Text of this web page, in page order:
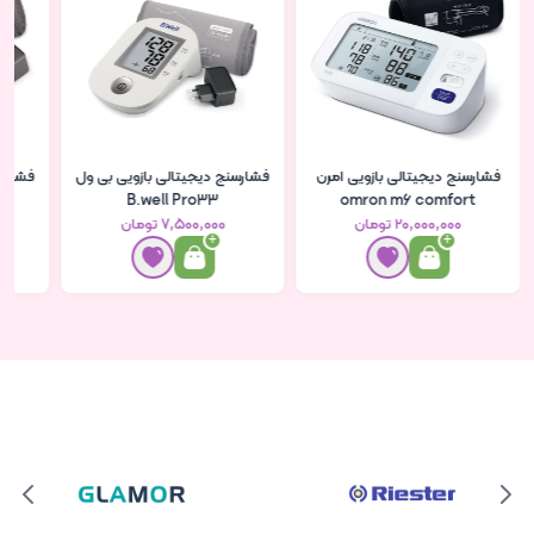
فشارسنج دیجیتالی بازویی امرن
omron m6 comfort
۲۰٬۰۰۰٬۰۰۰ تومان
فشارسنج دیجیتالی بازویی بی ول
B.well Pro33
۷٬۵۰۰٬۰۰۰ تومان